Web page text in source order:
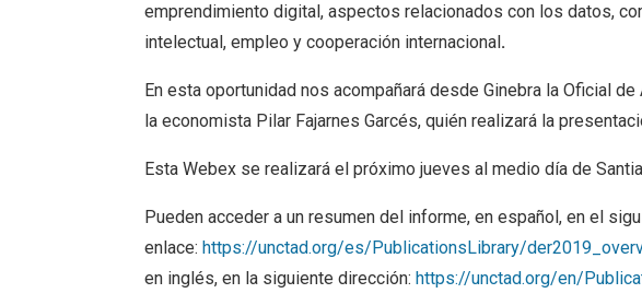
emprendimiento digital, aspectos relacionados con los datos,
intelectual, empleo y cooperación internacional.
En esta oportunidad nos acompañará desde Ginebra la Oficial
la economista Pilar Fajarnes Garcés, quién realizará la
Esta Webex se realizará el próximo jueves al medio día de
Pueden acceder a un resumen del informe, en español, en el
enlace: https://unctad.org/es/PublicationsLibrary/
en inglés, en la siguiente dirección: https://unctad.org/en/